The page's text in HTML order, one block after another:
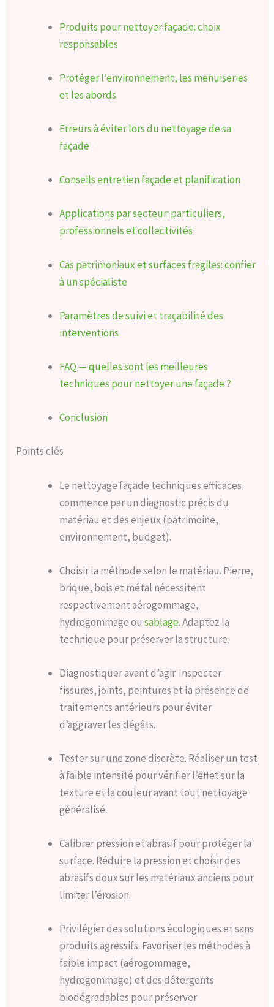
Produits pour nettoyer façade: choix
responsables
Protéger l’environnement, les menuiseries
et les abords
Erreurs à éviter lors du nettoyage de sa
façade
Conseils entretien façade et planification
Applications par secteur: particuliers,
professionnels et collectivités
Cas patrimoniaux et surfaces fragiles: confier
à un spécialiste
Paramètres de suivi et traçabilité des
interventions
FAQ — quelles sont les meilleures
techniques pour nettoyer une façade ?
Conclusion
Points clés
Le nettoyage façade techniques efficaces
commence par un diagnostic précis du
matériau et des enjeux (patrimoine,
environnement, budget).
Choisir la méthode selon le matériau. Pierre,
brique, bois et métal nécessitent
respectivement aérogommage,
hydrogommage ousablage. Adaptez la
technique pour préserver la structure.
Diagnostiquer avant d’agir. Inspecter
fissures, joints, peintures et la présence de
traitements antérieurs pour éviter
d’aggraver les dégâts.
Tester sur une zone discrète. Réaliser un test
à faible intensité pour vérifier l’effet sur la
texture et la couleur avant tout nettoyage
généralisé.
Calibrer pression et abrasif pour protéger la
surface. Réduire la pression et choisir des
abrasifs doux sur les matériaux anciens pour
limiter l’érosion.
Privilégier des solutions écologiques et sans
produits agressifs. Favoriser les méthodes à
faible impact (aérogommage,
hydrogommage) et des détergents
biodégradables pour préserver